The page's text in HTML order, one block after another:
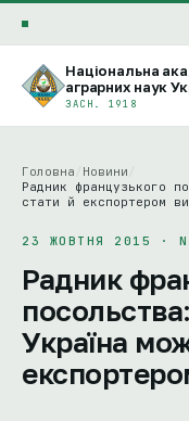
Національна
аграрних наук
ЗАСН. 1918
Головна Новини
Радник французького
стати й експортером
23 ЖОВТНЯ 2015 ·
Радник
Україна